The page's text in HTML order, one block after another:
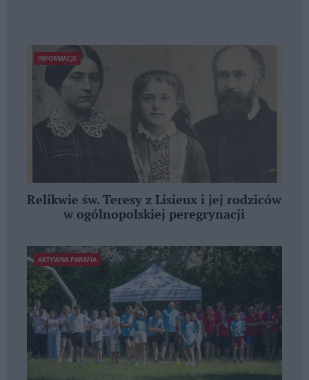
INFORMACJE
Relikwie św. Teresy z Lisieux i jej rodziców
w ogólnopolskiej peregrynacji
AKTYWNA PARAFIA